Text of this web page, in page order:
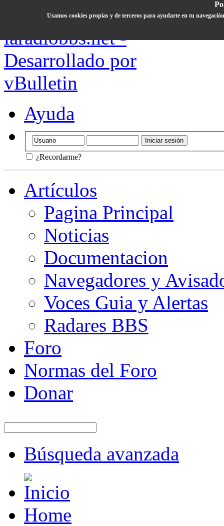
Ayuda
¿Recordarme?
Usamos cookies propias y de terceros para ayudarte en tu
Artículos
Pagina Principal
Noticias
Documentacion
Navegadores y
Voces Guia y Alertas
Radares BBS
Foro
Normas del Foro
Donar
Búsqueda avanzada
Home